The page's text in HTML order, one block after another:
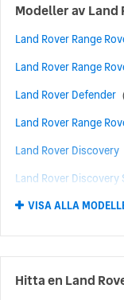
Modeller av Land
Land Rover Range
Land Rover Range
Land Rover Defender
Land Rover Range
Land Rover Discovery
Land Rover Discovery
Land Rover Range
Land Rover Defender
Land Rover Freelander
Land Rover Defender
VISA ALLA
Hitta en Land